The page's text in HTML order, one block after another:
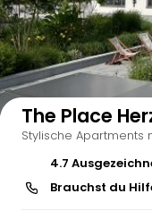
The Place
Stylische
4.7
Brauchst du